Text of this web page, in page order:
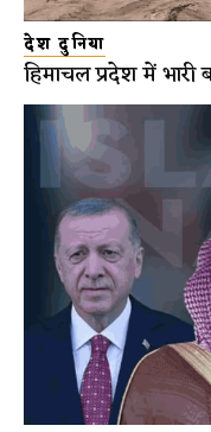
देश दुनिया
हिमाचल प्रदेश में